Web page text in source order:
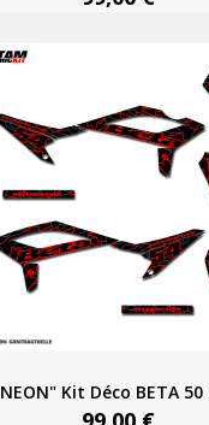
Kit Déco BETA 50